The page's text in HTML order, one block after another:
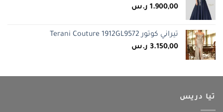
1.900,00 ر.س
تيراني كوتور Terani Couture 1912GL9572
3.150,00 ر.س
تيا دريس